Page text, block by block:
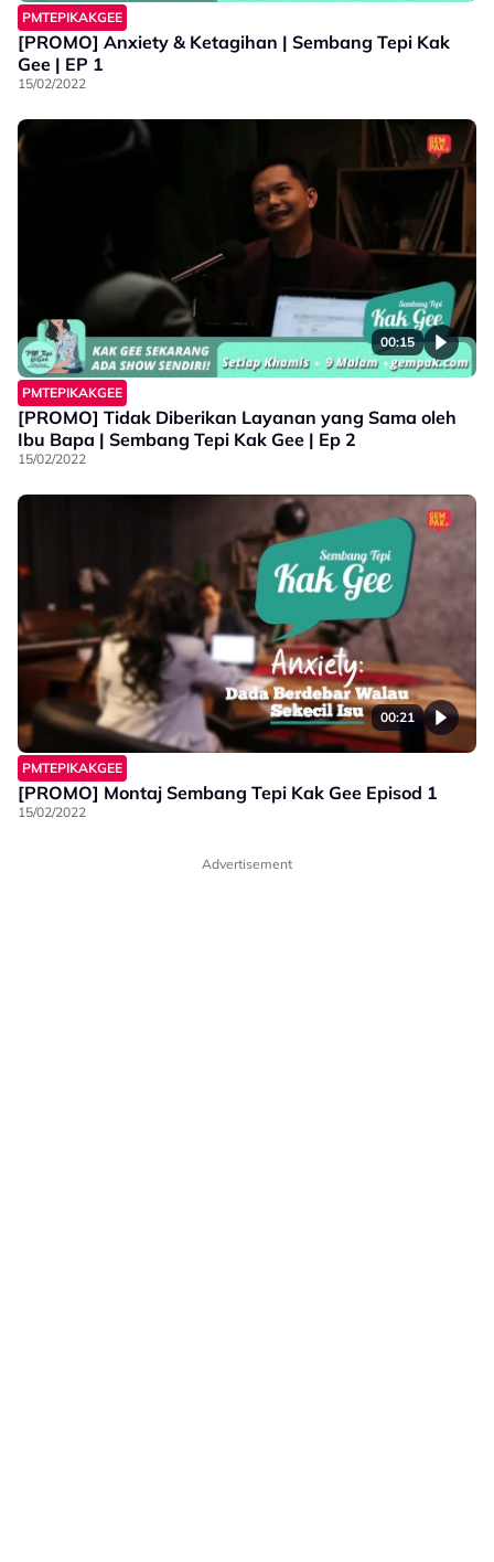
PMTEPIKAKGEE
[PROMO] Anxiety & Ketagihan | Sembang Tepi Kak
Gee | EP 1
15/02/2022
00:15
PMTEPIKAKGEE
[PROMO] Tidak Diberikan Layanan yang Sama oleh
Ibu Bapa | Sembang Tepi Kak Gee | Ep 2
15/02/2022
00:21
PMTEPIKAKGEE
[PROMO] Montaj Sembang Tepi Kak Gee Episod 1
15/02/2022
Advertisement